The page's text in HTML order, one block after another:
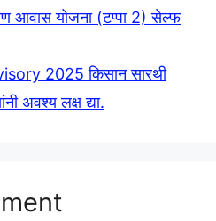
आवास योजना (टप्पा 2) सेल्फ
2025 किसान सारथी
अवश्य लक्ष द्या.